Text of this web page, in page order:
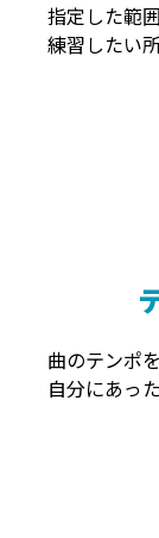
指定した範
練習したい
曲のテンポ
自分にあっ